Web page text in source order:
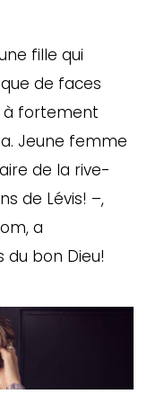
fille qui
de faces
à fortement
Jeune femme
de la rive-
de Lévis! –,
a
bon Dieu!